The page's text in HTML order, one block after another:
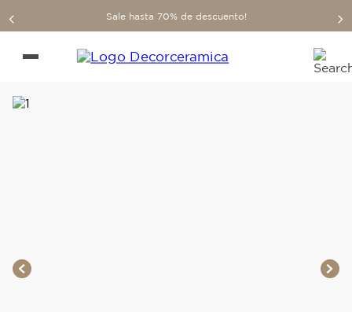
Sale hasta 70% de descuento!